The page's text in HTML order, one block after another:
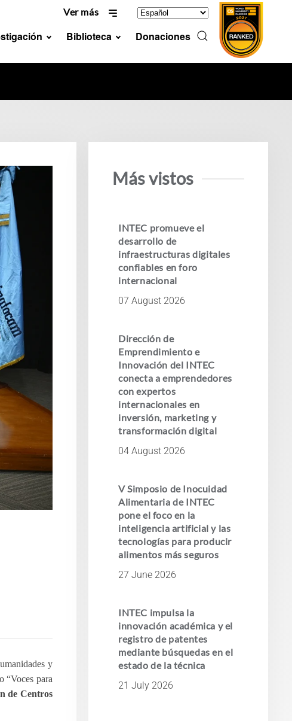
Biblioteca Donaciones
Ver más
y
“Voces para
de Centros
Más vistos
INTEC promueve el
desarrollo de
infraestructuras digitales
confiables en foro
internacional
07 August 2026
Dirección de
Emprendimiento e
Innovación del INTEC
conecta a emprendedores
con expertos
internacionales en
inversión, marketing y
transformación digital
04 August 2026
V Simposio de Inocuidad
Alimentaria de INTEC
pone el foco en la
inteligencia artificial y las
tecnologías para producir
alimentos más seguros
27 June 2026
INTEC impulsa la
innovación académica y el
registro de patentes
mediante búsquedas en el
estado de la técnica
21 July 2026